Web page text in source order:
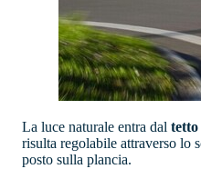
La luce naturale entra dal
risulta regolabile attraverso lo
posto sulla plancia.